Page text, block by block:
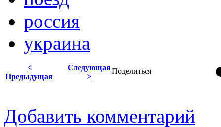
россия
украина
Поделиться
<
Предыдущая
Следующая
>
Добавить комментарий